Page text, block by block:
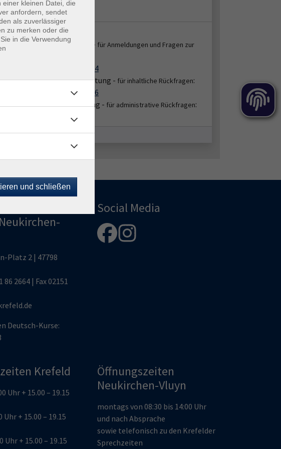
Raum A.1.08
Kontakt:
Kundenservice - für Anmeldungen und Fragen zur
+492151 86-2664
Fachbereichsleitung - für inhaltliche Rückfragen:
+492151 86-2676
Sachbearbeitung - für administrative Rückfragen:
02151/86-2674
Platz 2 | 47798
86 2664| Fax 02151
Deutsch-Kurse:
Social Media
Krefeld
Uhr + 15.00 – 19.15
Uhr + 15.00 – 19.15
Uhr + 15.00 – 19.15
Öffnungszeiten
Neukirchen-Vluyn
montags von 08:30 bis 14:00 Uhr
und nach Absprache
sowie telefonisch zu den Krefelder
Sprechzeiten
kleinen Datei, die
anfordern, sendet
als zuverlässiger
zu merken oder die
in die Verwendung
und schließen